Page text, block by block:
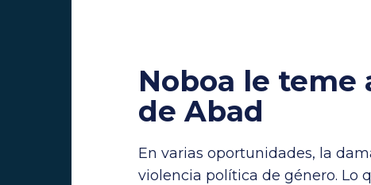
Noboa le
de Abad
En varias oportunidades, la
violencia política de género. Lo